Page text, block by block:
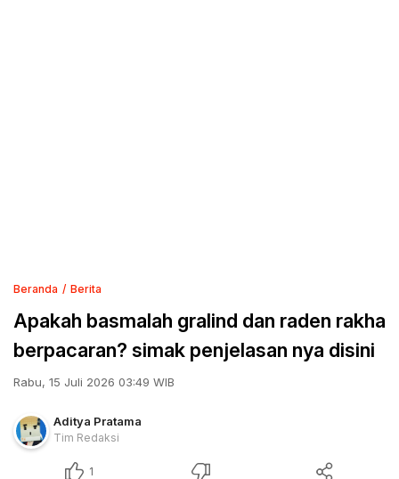
Beranda Berita
Apakah basmalah gralind dan raden rakha
berpacaran? simak penjelasan nya disini
Rabu, 15 Juli 2026 03:49 WIB
Aditya Pratama
Tim Redaksi
1